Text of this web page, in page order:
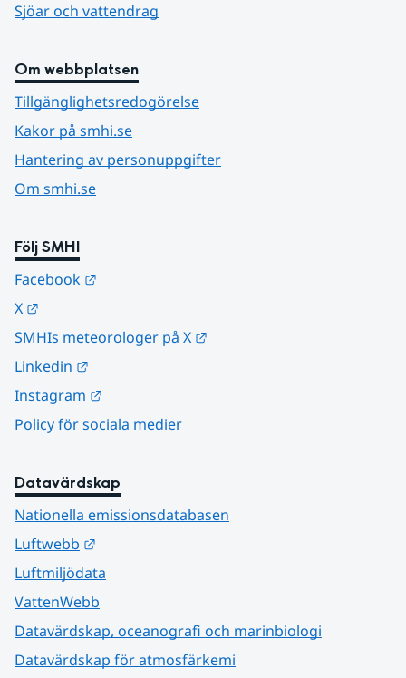
Sjöar och vattendrag
Om webbplatsen
Tillgänglighetsredogörelse
Kakor på smhi.se
Hantering av personuppgifter
Om smhi.se
Följ SMHI
Facebook
X
SMHIs meteorologer på X
Linkedin
Instagram
Policy för sociala medier
Datavärdskap
Nationella emissionsdatabasen
Luftwebb
Luftmiljödata
VattenWebb
Datavärdskap, oceanografi och marinbiologi
Datavärdskap för atmosfärkemi